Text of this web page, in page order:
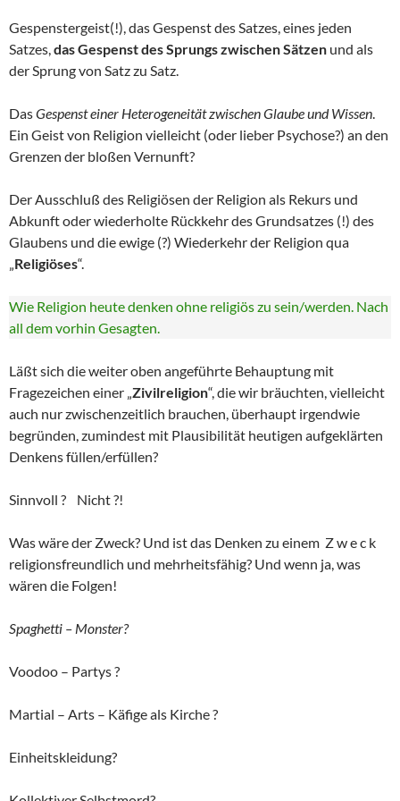
Gespenstergeist(!), das Gespenst des Satzes, eines jeden
Satzes,das Gespenst des Sprungs zwischen Sätzen und als
der Sprung von Satz zu Satz.
DasGespenst einer Heterogeneität zwischen Glaube und Wissen.
Ein Geist von Religion vielleicht (oder lieber Psychose?) an den
Grenzen der bloßen Vernunft?
Der Ausschluß des Religiösen der Religion als Rekurs und
Abkunft oder wiederholte Rückkehr des Grundsatzes (!) des
Glaubens und die ewige (?) Wiederkehr der Religion qua
„Religiöses“.
Wie Religion heute denken ohne religiös zu sein/werden. Nach
all dem vorhin Gesagten.
Läßt sich die weiter oben angeführte Behauptung mit
Fragezeichen einer „Zivilreligion“, die wir bräuchten, vielleicht
auch nur zwischenzeitlich brauchen, überhaupt irgendwie
begründen, zumindest mit Plausibilität heutigen aufgeklärten
Denkens füllen/erfüllen?
Sinnvoll ? Nicht ?!
Was wäre der Zweck? Und ist das Denken zu einem Z w e c k
religionsfreundlich und mehrheitsfähig? Und wenn ja, was
wären die Folgen!
Spaghetti – Monster?
Voodoo – Partys ?
Martial – Arts – Käfige als Kirche ?
Einheitskleidung?